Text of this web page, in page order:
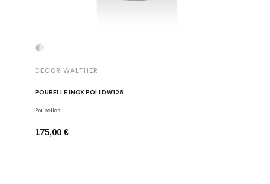
DECOR WALTHER
POUBELLE INOX POLI DW125
Poubelles
175,00 €